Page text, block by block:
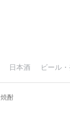
日本酒 ビール
焼酎